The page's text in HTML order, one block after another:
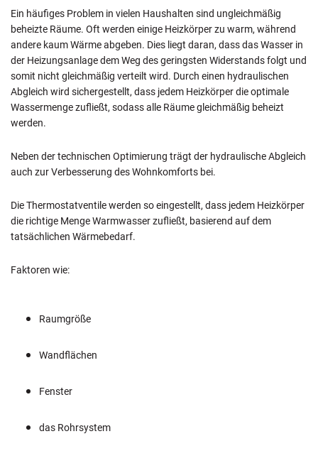
Ein häufiges Problem in vielen Haushalten sind ungleichmäßig
beheizte Räume. Oft werden einige Heizkörper zu warm, während
andere kaum Wärme abgeben. Dies liegt daran, dass das Wasser in
der Heizungsanlage dem Weg des geringsten Widerstands folgt und
somit nicht gleichmäßig verteilt wird. Durch einen hydraulischen
Abgleich wird sichergestellt, dass jedem Heizkörper die optimale
Wassermenge zufließt, sodass alle Räume gleichmäßig beheizt
werden.
Neben der technischen Optimierung trägt der hydraulische Abgleich
auch zur Verbesserung des Wohnkomforts bei.
Die Thermostatventile werden so eingestellt, dass jedem Heizkörper
die richtige Menge Warmwasser zufließt, basierend auf dem
tatsächlichen Wärmebedarf.
Faktoren wie:
Raumgröße
Wandflächen
Fenster
das Rohrsystem